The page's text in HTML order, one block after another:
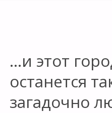
…и этот
останется
загадочно